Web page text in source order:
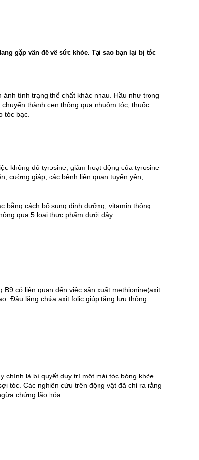
gặp vấn đề về sức khỏe. Tại sao bạn lại bị tóc
tình trạng thể chất khác nhau. Hầu như trong
thành đen thông qua nhuộm tóc, thuốc
tóc bạc.
không đủ tyrosine, giảm hoạt động của tyrosine
cường giáp, các bệnh liên quan tuyến yên,..
bằng cách bổ sung dinh dưỡng, vitamin thông
qua 5 loại thực phẩm dưới đây.
có liên quan đến việc sản xuất methionine(axit
Đậu lăng chứa axit folic giúp tăng lưu thông
chính là bí quyết duy trì một mái tóc bóng khỏe
tóc. Các nghiên cứu trên động vật đã chỉ ra rằng
chứng lão hóa.